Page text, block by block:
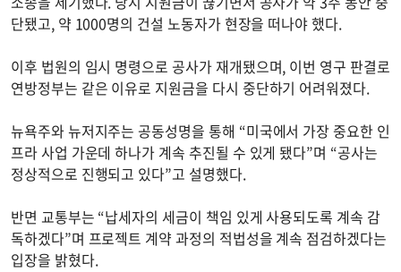
단됐고, 약 1000명의 건설 노동자가 현장을 떠나야 했다.
이후 법원의 임시 명령으로 공사가 재개됐으며, 이번 영구 판결로
연방정부는 같은 이유로 지원금을 다시 중단하기 어려워졌다.
뉴욕주와 뉴저지주는 공동성명을 통해 “미국에서 가장 중요한 인
프라 사업 가운데 하나가 계속 추진될 수 있게 됐다”며 “공사는
정상적으로 진행되고 있다”고 설명했다.
반면 교통부는 “납세자의 세금이 책임 있게 사용되도록 계속 감
독하겠다”며 프로젝트 계약 과정의 적법성을 계속 점검하겠다는
입장을 밝혔다.